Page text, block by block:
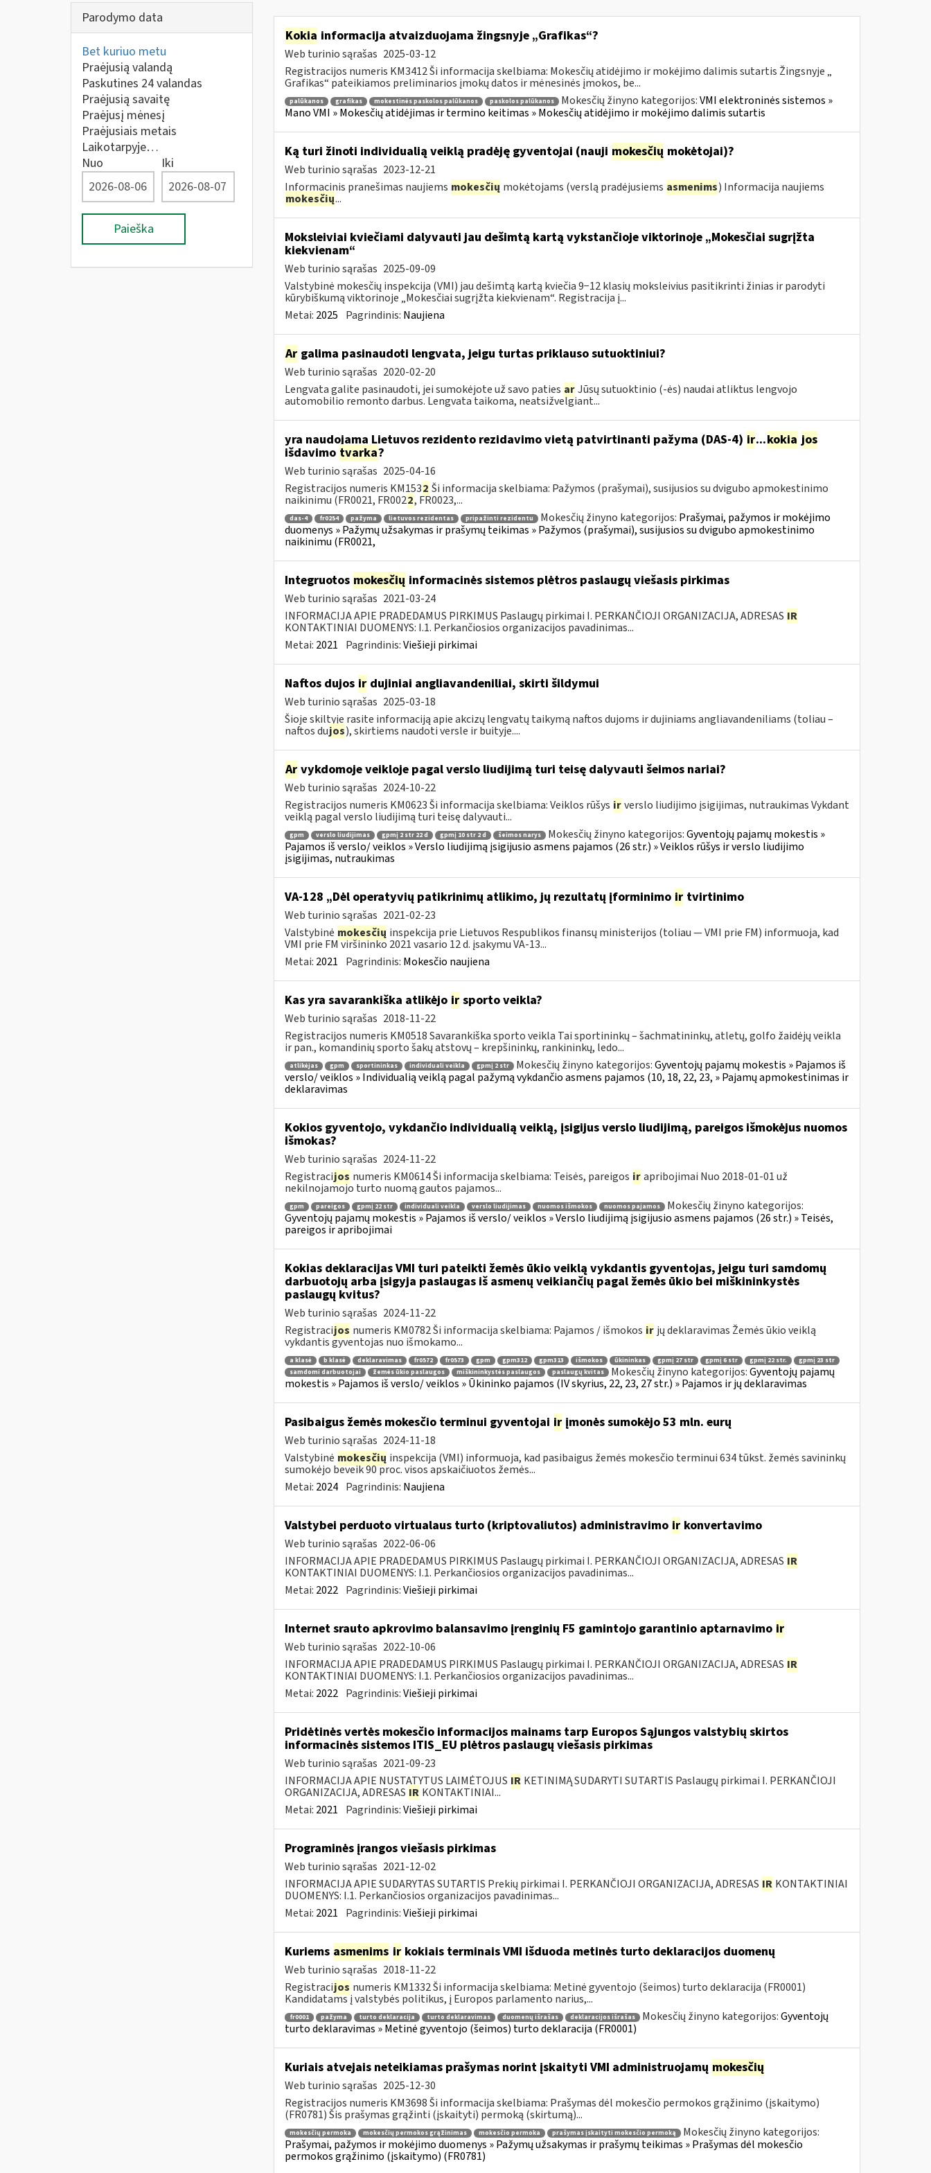
Parodymo data
Bet kuriuo metu
Praėjusią valandą
Paskutines 24 valandas
Praėjusią savaitę
Praėjusį mėnesį
Praėjusiais metais
Laikotarpyje…
Nuo
Iki
Paieška
Kokia informacija atvaizduojama žingsnyje „Grafikas“?
Web turinio sąrašas 2025-03-12
Registracijos numeris KM3412 Ši informacija skelbiama: Mokesčių atidėjimo ir mokėjimo dalimis sutartis Žingsnyje „
Grafikas“ pateikiamos preliminarios įmokų datos ir mėnesinės įmokos, be...
palūkanos grafikas mokestinės paskolos palūkanos paskolos palūkanos Mokesčių žinyno kategorijos:VMI elektroninės sistemos »
Mano VMI » Mokesčių atidėjimas ir termino keitimas » Mokesčių atidėjimo ir mokėjimo dalimis sutartis
Ką turi žinoti individualią veiklą pradėję gyventojai (nauji mokesčių mokėtojai)?
Web turinio sąrašas 2023-12-21
Informacinis pranešimas naujiems mokesčių mokėtojams (verslą pradėjusiems asmenims) Informacija naujiems
mokesčių...
Moksleiviai kviečiami dalyvauti jau dešimtą kartą vykstančioje viktorinoje „Mokesčiai sugrįžta
kiekvienam“
Web turinio sąrašas 2025-09-09
Valstybinė mokesčių inspekcija (VMI) jau dešimtą kartą kviečia 9−12 klasių moksleivius pasitikrinti žinias ir parodyti
kūrybiškumą viktorinoje „Mokesčiai sugrįžta kiekvienam“. Registracija į...
Metai: 2025 Pagrindinis: Naujiena
Argalima pasinaudoti lengvata, jeigu turtas priklauso sutuoktiniui?
Web turinio sąrašas 2020-02-20
Lengvata galite pasinaudoti, jei sumokėjote už savo paties ar Jūsų sutuoktinio (-ės) naudai atliktus lengvojo
automobilio remonto darbus. Lengvata taikoma, neatsižvelgiant...
yra naudojama Lietuvos rezidento rezidavimo vietą patvirtinanti pažyma (DAS-4) ir...kokia jos
išdavimo tvarka?
Web turinio sąrašas 2025-04-16
Registracijos numeris KM1532 Ši informacija skelbiama: Pažymos (prašymai), susijusios su dvigubo apmokestinimo
naikinimu (FR0021, FR0022, FR0023,...
das-4 fr0254 pažyma lietuvos rezidentas pripažinti rezidentu Mokesčių žinyno kategorijos: Prašymai, pažymos ir mokėjimo
duomenys » Pažymų užsakymas ir prašymų teikimas » Pažymos (prašymai), susijusios su dvigubo apmokestinimo
naikinimu (FR0021,
Integruotos mokesčių informacinės sistemos plėtros paslaugų viešasis pirkimas
Web turinio sąrašas 2021-03-24
INFORMACIJA APIE PRADEDAMUS PIRKIMUS Paslaugų pirkimai I. PERKANČIOJI ORGANIZACIJA, ADRESAS IR
KONTAKTINIAI DUOMENYS: I.1. Perkančiosios organizacijos pavadinimas...
Metai: 2021 Pagrindinis:Viešieji pirkimai
Naftos dujos irdujiniai angliavandeniliai, skirti šildymui
Web turinio sąrašas 2025-03-18
Šioje skiltyje rasite informaciją apie akcizų lengvatų taikymą naftos dujoms ir dujiniams angliavandeniliams (toliau –
naftos dujos), skirtiems naudoti versle ir buityje....
Arvykdomoje veikloje pagal verslo liudijimą turi teisę dalyvauti šeimos nariai?
Web turinio sąrašas 2024-10-22
Registracijos numeris KM0623 Ši informacija skelbiama: Veiklos rūšys ir verslo liudijimo įsigijimas, nutraukimas Vykdant
veiklą pagal verslo liudijimą turi teisę dalyvauti...
gpm verslo liudijimas gpmį 2 str 22 d gpmį 10 str 2 d šeimos narys Mokesčių žinyno kategorijos:Gyventojų pajamų mokestis »
Pajamos iš verslo/ veiklos » Verslo liudijimą įsigijusio asmens pajamos (26 str.) » Veiklos rūšys ir verslo liudijimo
įsigijimas, nutraukimas
VA-128 „Dėl operatyvių patikrinimų atlikimo, jų rezultatų įforminimo irtvirtinimo
Web turinio sąrašas 2021-02-23
Valstybinė mokesčių inspekcija prie Lietuvos Respublikos finansų ministerijos (toliau ― VMI prie FM) informuoja, kad
VMI prie FM viršininko 2021 vasario 12 d. įsakymu VA-13...
Metai: 2021 Pagrindinis: Mokesčio naujiena
Kas yra savarankiška atlikėjo irsporto veikla?
Web turinio sąrašas 2018-11-22
Registracijos numeris KM0518 Savarankiška sporto veikla Tai sportininkų – šachmatininkų, atletų, golfo žaidėjų veikla
ir pan., komandinių sporto šakų atstovų – krepšininkų, rankininkų, ledo...
atlikėjas gpm sportininkas individuali veikla gpmį 2 str Mokesčių žinyno kategorijos:Gyventojų pajamų mokestis » Pajamos iš
verslo/ veiklos » Individualią veiklą pagal pažymą vykdančio asmens pajamos (10, 18, 22, 23, » Pajamų apmokestinimas ir
deklaravimas
Kokios gyventojo, vykdančio individualią veiklą, įsigijus verslo liudijimą, pareigos išmokėjus nuomos
išmokas?
Web turinio sąrašas 2024-11-22
Registracijos numeris KM0614 Ši informacija skelbiama: Teisės, pareigos ir apribojimai Nuo 2018-01-01 už
nekilnojamojo turto nuomą gautos pajamos...
gpm pareigos gpmį 22 str individuali veikla verslo liudijimas nuomos išmokos nuomos pajamos
Mokesčių žinyno kategorijos:
Gyventojų pajamų mokestis » Pajamos iš verslo/ veiklos » Verslo liudijimą įsigijusio asmens pajamos (26 str.) » Teisės,
pareigos ir apribojimai
Kokias deklaracijas VMI turi pateikti žemės ūkio veiklą vykdantis gyventojas, jeigu turi samdomų
darbuotojų arba įsigyja paslaugas iš asmenų veikiančių pagal žemės ūkio bei miškininkystės
paslaugų kvitus?
Web turinio sąrašas 2024-11-22
Registracijos numeris KM0782 Ši informacija skelbiama: Pajamos / išmokos ir jų deklaravimas Žemės ūkio veiklą
vykdantis gyventojas nuo išmokamo...
a klasė b klasė deklaravimas fr0572 fr0573 gpm gpm312 gpm313 išmokos ūkininkas gpmį 27 str gpmį 6 str gpmį 22 str.
gpmį 23 str
samdomi darbuotojai
žemės ūkio paslaugos miškininkystės paslaugos paslaugų kvitas Mokesčių žinyno kategorijos:Gyventojų pajamų
mokestis » Pajamos iš verslo/ veiklos » Ūkininko pajamos (IV skyrius, 22, 23, 27 str.) » Pajamos ir jų deklaravimas
Pasibaigus žemės mokesčio terminui gyventojai irįmonės sumokėjo 53 mln. eurų
Web turinio sąrašas 2024-11-18
Valstybinė mokesčių inspekcija (VMI) informuoja, kad pasibaigus žemės mokesčio terminui 634 tūkst. žemės savininkų
sumokėjo beveik 90 proc. visos apskaičiuotos žemės...
Metai: 2024 Pagrindinis: Naujiena
Valstybei perduoto virtualaus turto (kriptovaliutos) administravimo irkonvertavimo
Web turinio sąrašas 2022-06-06
INFORMACIJA APIE PRADEDAMUS PIRKIMUS Paslaugų pirkimai I. PERKANČIOJI ORGANIZACIJA, ADRESAS IR
KONTAKTINIAI DUOMENYS: I.1. Perkančiosios organizacijos pavadinimas...
Metai: 2022 Pagrindinis:Viešieji pirkimai
Internet srauto apkrovimo balansavimo įrenginių F5 gamintojo garantinio aptarnavimo ir
Web turinio sąrašas 2022-10-06
INFORMACIJA APIE PRADEDAMUS PIRKIMUS Paslaugų pirkimai I. PERKANČIOJI ORGANIZACIJA, ADRESAS IR
KONTAKTINIAI DUOMENYS: I.1. Perkančiosios organizacijos pavadinimas...
Metai: 2022 Pagrindinis:Viešieji pirkimai
Pridėtinės vertės mokesčio informacijos mainams tarp Europos Sąjungos valstybių skirtos
informacinės sistemos ITIS_EU plėtros paslaugų viešasis pirkimas
Web turinio sąrašas 2021-09-23
INFORMACIJA APIE NUSTATYTUS LAIMĖTOJUS IR KETINIMĄ SUDARYTI SUTARTIS Paslaugų pirkimai I. PERKANČIOJI
ORGANIZACIJA, ADRESAS IR KONTAKTINIAI...
Metai: 2021 Pagrindinis:Viešieji pirkimai
Programinės įrangos viešasis pirkimas
Web turinio sąrašas 2021-12-02
INFORMACIJA APIE SUDARYTAS SUTARTIS Prekių pirkimai I. PERKANČIOJI ORGANIZACIJA, ADRESAS IR KONTAKTINIAI
DUOMENYS: I.1. Perkančiosios organizacijos pavadinimas...
Metai: 2021 Pagrindinis:Viešieji pirkimai
Kuriems asmenims irkokiais terminais VMI išduoda metinės turto deklaracijos duomenų
Web turinio sąrašas 2018-11-22
Registracijos numeris KM1332 Ši informacija skelbiama: Metinė gyventojo (šeimos) turto deklaracija (FR0001)
Kandidatams į valstybės politikus, į Europos parlamento narius,...
fr0001 pažyma turto deklaracija turto deklaravimas duomenų išrašas deklaracijos išrašas Mokesčių žinyno kategorijos:Gyventojų
turto deklaravimas » Metinė gyventojo (šeimos) turto deklaracija (FR0001)
Kuriais atvejais neteikiamas prašymas norint įskaityti VMI administruojamų mokesčių
Web turinio sąrašas 2025-12-30
Registracijos numeris KM3698 Ši informacija skelbiama: Prašymas dėl mokesčio permokos grąžinimo (įskaitymo)
(FR0781) Šis prašymas grąžinti (įskaityti) permoką (skirtumą)...
mokesčių permoka mokesčių permokos grąžinimas mokesčio permoka prašymas įskaityti mokesčio permoką
Mokesčių žinyno kategorijos:
Prašymai, pažymos ir mokėjimo duomenys » Pažymų užsakymas ir prašymų teikimas » Prašymas dėl mokesčio
permokos grąžinimo (įskaitymo) (FR0781)